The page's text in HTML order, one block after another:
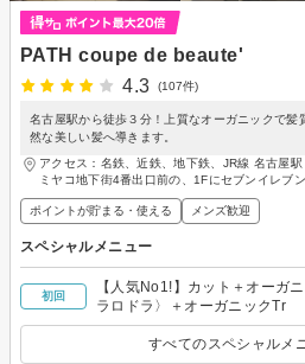
PATH coupe de beaute'
4.3
(107件)
名古屋駅から徒歩３分！上質なオーガニックで髪
然な美しい髪へ導きます。
アクセス：名鉄、近鉄、地下鉄、JR線 名古屋
ミヤコ地下街4番出口前の、1Fにセブンイレブ
ポイントが貯まる・使える メンズ歓迎
スペシャルメニュー
初回
【人気No1!】カット＋オーガ
ラロドラ〉＋オーガニックTr
すべてのスペシャルメ